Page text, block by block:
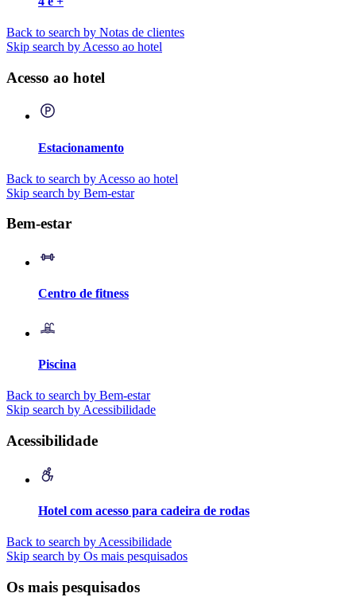
Back to search by Notas de clientes
Skip search by Acesso ao hotel
Acesso ao hotel
Estacionamento
Back to search by Acesso ao hotel
Skip search by Bem-estar
Bem-estar
Centro de fitness
Piscina
Back to search by Bem-estar
Skip search by Acessibilidade
Acessibilidade
Hotel com acesso para cadeira de rodas
Back to search by Acessibilidade
Skip search by Os mais pesquisados
Os mais pesquisados